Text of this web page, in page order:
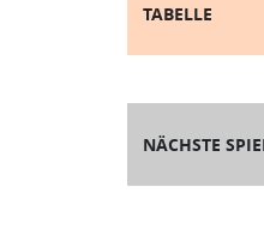
TABELLE
NÄCHSTE